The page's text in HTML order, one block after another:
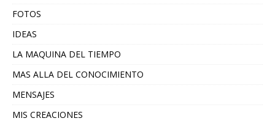
FOTOS
IDEAS
LA MAQUINA DEL TIEMPO
MAS ALLA DEL CONOCIMIENTO
MENSAJES
MIS CREACIONES